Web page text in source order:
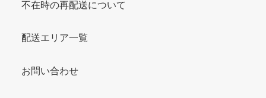
不在時の再配送について
配送エリア一覧
お問い合わせ